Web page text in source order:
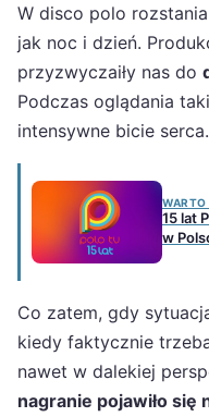
W disco polo
jak noc i dzień.
przyzwyczaiły nas do
Podczas oglądania
intensywne bicie serca.
15 lat
w
Co zatem, gdy
kiedy faktycznie
nawet w dalekiej
nagranie pojawiło się